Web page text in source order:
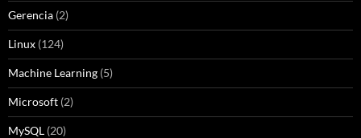
Gerencia (2)
Linux (124)
Machine Learning (5)
Microsoft (2)
MySQL (20)